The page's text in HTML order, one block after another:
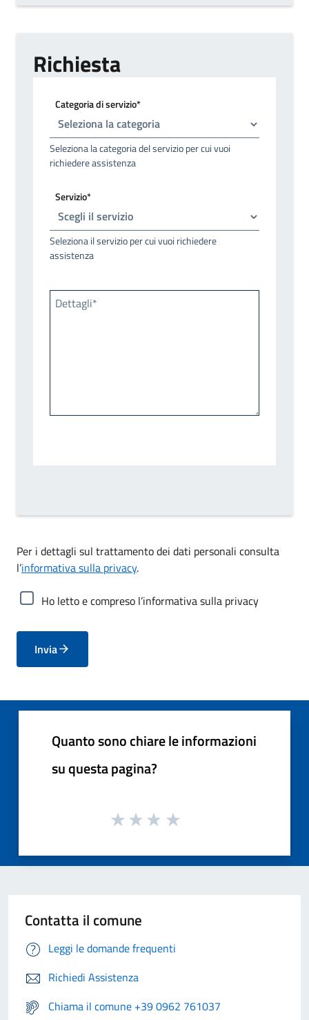
Richiesta
Categoria di servizio*
Seleziona la categoria del servizio per cui vuoi
richiedere assistenza
Servizio*
Seleziona il servizio per cui vuoi richiedere
assistenza
Dettagli*
Per i dettagli sul trattamento dei dati personali consulta
l’informativa sulla privacy.
Ho letto e compreso l’informativa sulla privacy
Invia
Quanto sono chiare le informazioni
su questa pagina?
Contatta il comune
Leggi le domande frequenti
Richiedi Assistenza
Chiama il comune +39 0962 761037